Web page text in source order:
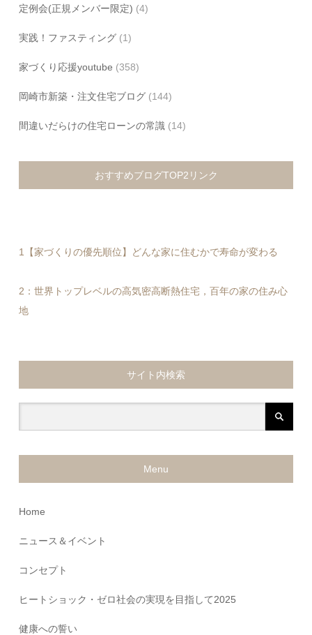
定例会(正規メンバー限定) (4)
実践！ファスティング (1)
家づくり応援youtube (358)
岡崎市新築・注文住宅ブログ (144)
間違いだらけの住宅ローンの常識 (14)
おすすめブログTOP2リンク
1【家づくりの優先順位】どんな家に住むかで寿命が変わる
2：世界トップレベルの高気密高断熱住宅，百年の家の住み心
地
サイト内検索
Menu
Home
ニュース＆イベント
コンセプト
ヒートショック・ゼロ社会の実現を目指して2025
健康への誓い